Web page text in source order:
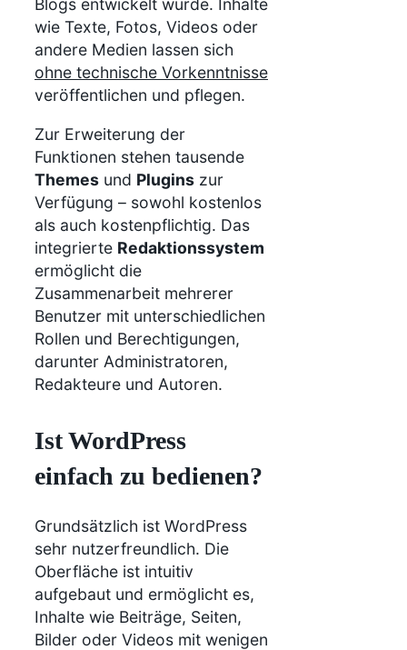
Blogs entwickelt wurde. Inhalte
wie Texte, Fotos, Videos oder
andere Medien lassen sich
ohne technische Vorkenntnisse
veröffentlichen und pflegen.
Zur Erweiterung der
Funktionen stehen tausende
Themes und Plugins zur
Verfügung – sowohl kostenlos
als auch kostenpflichtig. Das
integrierte Redaktionssystem
ermöglicht die
Zusammenarbeit mehrerer
Benutzer mit unterschiedlichen
Rollen und Berechtigungen,
darunter Administratoren,
Redakteure und Autoren.
Ist WordPress
einfach zu bedienen?
Grundsätzlich ist WordPress
sehr nutzerfreundlich. Die
Oberfläche ist intuitiv
aufgebaut und ermöglicht es,
Inhalte wie Beiträge, Seiten,
Bilder oder Videos mit wenigen